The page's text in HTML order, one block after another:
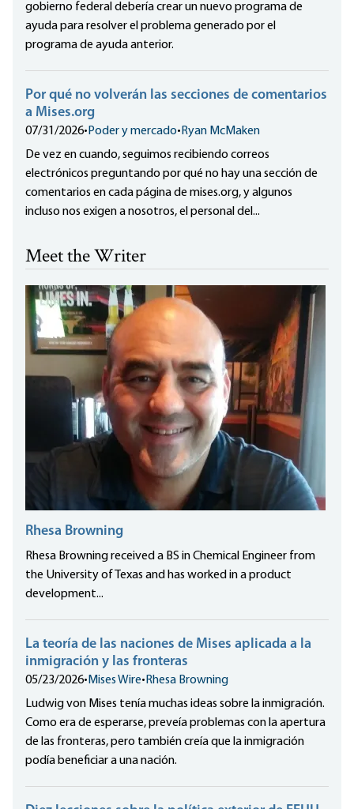
gobierno federal debería crear un nuevo programa de
ayuda para resolver el problema generado por el
programa de ayuda anterior.
Por qué no volverán las secciones de comentarios
a Mises.org
07/31/2026• Poder y mercado• Ryan McMaken
De vez en cuando, seguimos recibiendo correos
electrónicos preguntando por qué no hay una sección de
comentarios en cada página de mises.org, y algunos
incluso nos exigen a nosotros, el personal del...
Meet the Writer
Rhesa Browning
Rhesa Browning received a BS in Chemical Engineer from
the University of Texas and has worked in a product
development...
La teoría de las naciones de Mises aplicada a la
inmigración y las fronteras
05/23/2026• Mises Wire• Rhesa Browning
Ludwig von Mises tenía muchas ideas sobre la inmigración.
Como era de esperarse, preveía problemas con la apertura
de las fronteras, pero también creía que la inmigración
podía beneficiar a una nación.